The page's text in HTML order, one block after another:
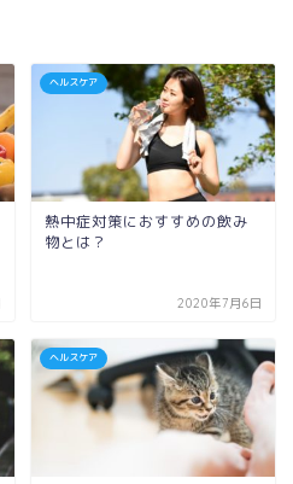
ヘルスケア
熱中症対策におすすめの飲み
物とは？
2020年7月6日
ヘルスケア